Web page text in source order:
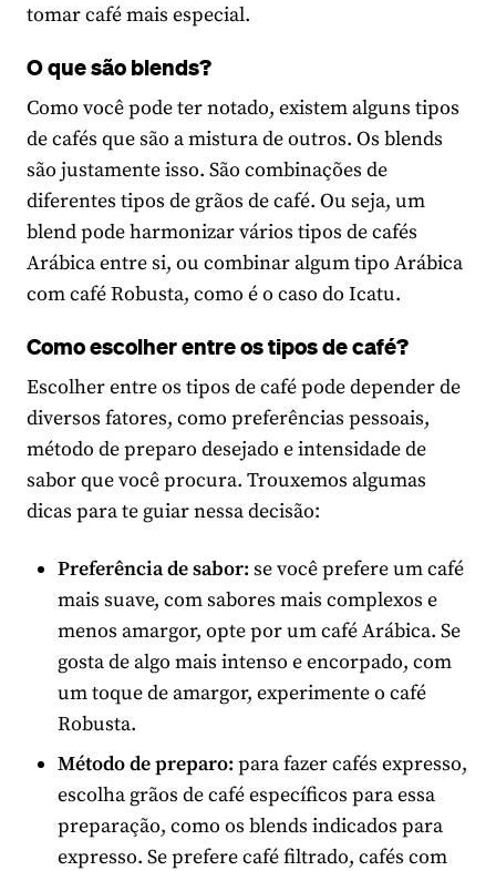
tomar café mais especial.
O que são blends?
Como você pode ter notado, existem alguns tipos
de cafés que são a mistura de outros. Os blends
são justamente isso. São combinações de
diferentes tipos de grãos de café. Ou seja, um
blend pode harmonizar vários tipos de cafés
Arábica entre si, ou combinar algum tipo Arábica
com café Robusta, como é o caso do Icatu.
Como escolher entre os tipos de café?
Escolher entre os tipos de café pode depender de
diversos fatores, como preferências pessoais,
método de preparo desejado e intensidade de
sabor que você procura. Trouxemos algumas
dicas para te guiar nessa decisão:
Preferência de sabor: se você prefere um café
mais suave, com sabores mais complexos e
menos amargor, opte por um café Arábica. Se
gosta de algo mais intenso e encorpado, com
um toque de amargor, experimente o café
Robusta.
Método de preparo: para fazer cafés expresso,
escolha grãos de café específicos para essa
preparação, como os blends indicados para
expresso. Se prefere café filtrado, cafés com